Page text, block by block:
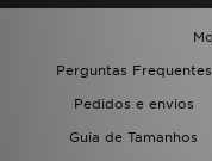
Perguntas Frequentes
Pedidos e envios
Guia de Tamanhos